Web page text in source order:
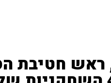
ראש חטיבת